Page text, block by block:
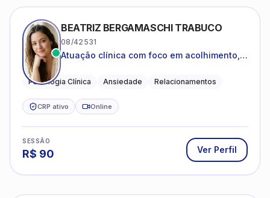
BEATRIZ BERGAMASCHI TRABUCO
08/42531
Atuação clínica com foco em acolhimento,
Psicologia Clínica Ansiedade Relacionamentos
CRP ativo Online
SESSÃO
R$ 90 Ver Perfil